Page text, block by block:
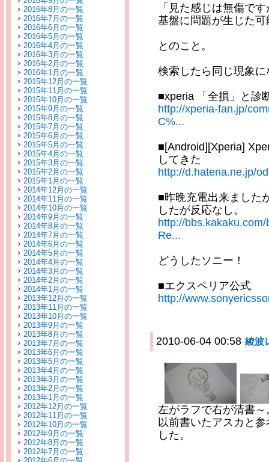
2016年8月の一覧
2016年7月の一覧
2016年6月の一覧
2016年5月の一覧
2016年4月の一覧
2016年3月の一覧
2016年2月の一覧
2016年1月の一覧
2015年12月の一覧
2015年11月の一覧
2015年10月の一覧
2015年9月の一覧
2015年8月の一覧
2015年7月の一覧
2015年6月の一覧
2015年5月の一覧
2015年4月の一覧
2015年3月の一覧
2015年2月の一覧
2015年1月の一覧
2014年12月の一覧
2014年11月の一覧
2014年10月の一覧
2014年9月の一覧
2014年8月の一覧
2014年7月の一覧
2014年6月の一覧
2014年5月の一覧
2014年4月の一覧
2014年3月の一覧
2014年2月の一覧
2014年1月の一覧
2013年12月の一覧
2013年11月の一覧
2013年10月の一覧
2013年9月の一覧
2013年8月の一覧
2013年7月の一覧
2013年6月の一覧
2013年5月の一覧
2013年4月の一覧
2013年3月の一覧
2013年2月の一覧
2013年1月の一覧
2012年12月の一覧
2012年11月の一覧
2012年10月の一覧
2012年9月の一覧
2012年8月の一覧
2012年7月の一覧
「見た感じは無傷で
基盤に問題が生じた
とのこと。
検索したら同じ現象
■xperia 「全損」と診
http://xperia-fan.jp/
C%...
■[Android][Xperia]
してきた
http://d.hatena.ne.jp/
■昨晩充電出来ました
したが反応なし。
http://
Re...
どうしたソニー！
■エクスペリア公式
http://
2010-06-04 00:58 綾波
左がラフで右が清書～
以前書いたアスカと
した。